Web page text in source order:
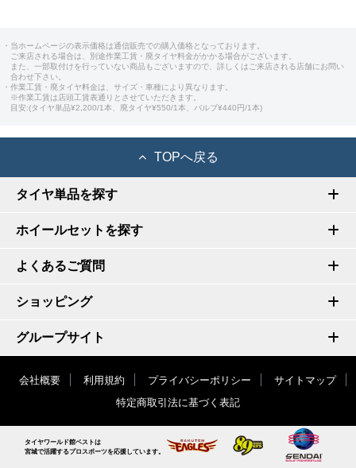
・当ホームページの表示価格は通信販売での購入価格となっております。
ご来店される場合は、別途作業工賃・廃タイヤ料金がかかる場合がございます。
また、一部取付けを行っていない商品もございますので、詳しくはご来店される店舗にお問い
合わせ下さい。
・作業工賃・廃タイヤ料金は、サイズ・車種により異なります。
※作業工賃は店頭工賃表通りとさせていただきます。
目安:(タイヤ単品¥2,200/1本、廃タイヤ¥550/1本、バルブ¥440円/1本)
TOPへ戻る
タイヤ単品を探す
ホイールセットを探す
よくあるご質問
ショッピング
グループサイト
会社概要 利用規約 プライバシーポリシー
サイトマップ
特定商取引法に基づく表記
タイヤワールド館ベストは
宮城で活躍するプロスポーツを応援しています。